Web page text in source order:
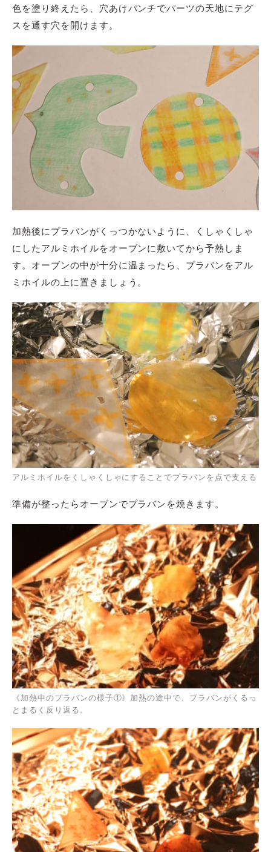
色を塗り終えたら、穴あけパンチでパーツの天地にテグ
スを通す穴を開けます。
加熱後にプラバンがくっつかないように、くしゃくしゃ
にしたアルミホイルをオーブンに敷いてから予熱しま
す。オーブンの中が十分に温まったら、プラバンをアル
ミホイルの上に置きましょう。
アルミホイルをくしゃくしゃにすることでプラバンを点で支える
準備が整ったらオーブンでプラバンを焼きます。
《加熱中のプラバンの様子①》加熱の途中で、プラバンがくるっ
とまるく反り返る。